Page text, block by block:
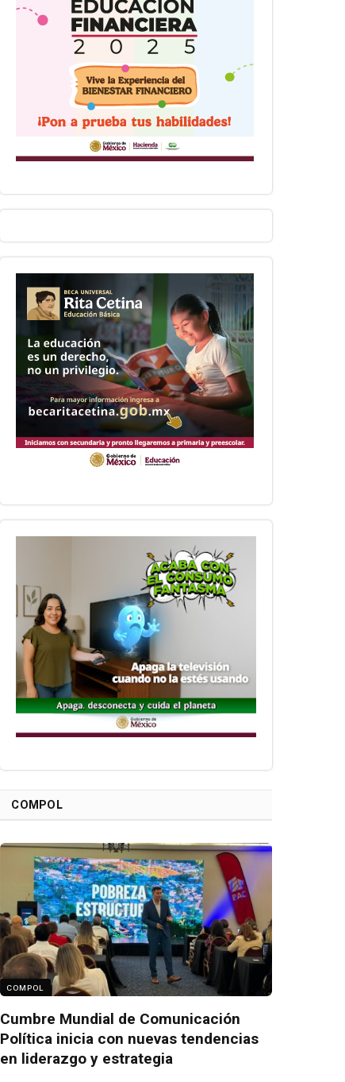
COMPOL
COMPOL
Cumbre Mundial de Comunicación
Política inicia con nuevas tendencias
en liderazgo y estrategia